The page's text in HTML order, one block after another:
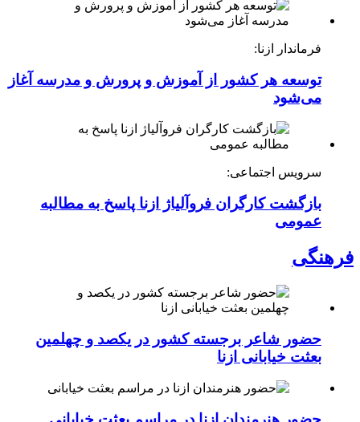
فرماندار ازنا:
توسعه هر کشور از آموزش و پرورش و مدرسه آغاز
می‌شود
سرویس اجتماعی:
بازگشت کارگران فروآلیاژ ازنا پاسخ به مطالبه
عمومی
فرهنگی
حضور شاعر برجسته کشور در یکصد و چهلمین
بعثت خیابانی ازنا